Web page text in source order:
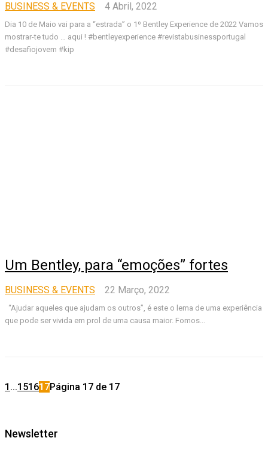
BUSINESS & EVENTS 4 Abril, 2022
Dia 10 de Maio vai para a “estrada” o 1º Bentley Experience de 2022 Vamos
mostrar-te tudo … aqui ! #bentleyexperience #revistabusinessportugal
#desafiojovem #kip
Um Bentley, para “emoções” fortes
BUSINESS & EVENTS 22 Março, 2022
que pode ser vivida em prol de uma causa maior. Fomos...
1 ...151617Página 17 de 17
Newsletter